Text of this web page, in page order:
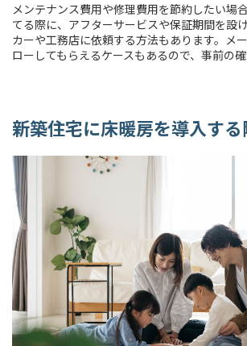
メンテナンス費用や修理費用を節約したい場
てる際に、アフターサービスや保証期間を設
カーや工務店に依頼する方法もあります。メ
ローしてもらえるケースもあるので、事前の確
新築住宅に床暖房を導入す